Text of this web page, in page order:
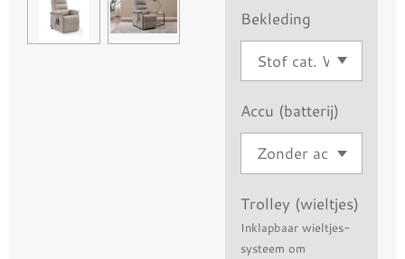
Bekleding
Accu (batterij)
Trolley (wieltjes)
Inklapbaar wieltjes-
systeem om